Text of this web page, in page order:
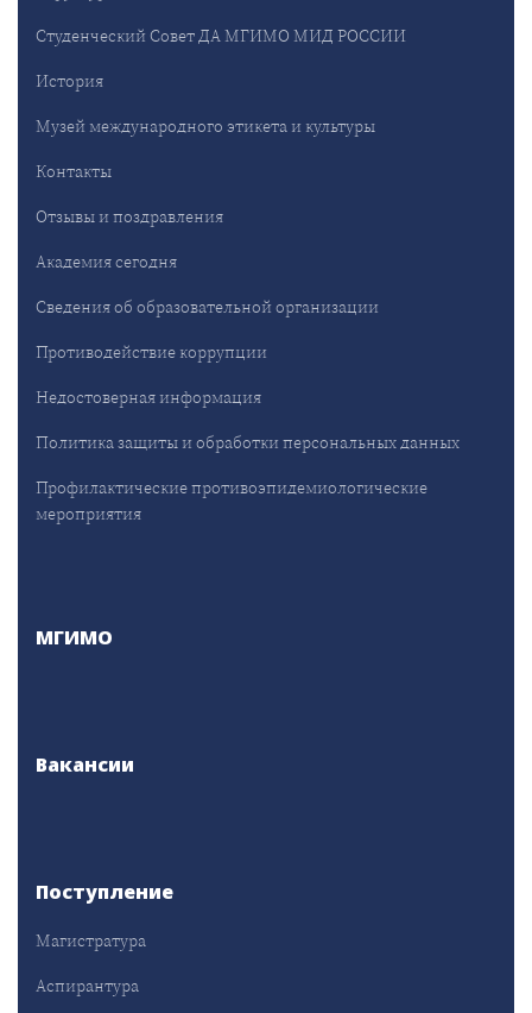
Студенческий Совет ДА МГИМО МИД РОССИИ
История
Музей международного этикета и культуры
Контакты
Отзывы и поздравления
Академия сегодня
Сведения об образовательной организации
Противодействие коррупции
Недостоверная информация
Политика защиты и обработки персональных данных
Профилактические противоэпидемиологические
мероприятия
МГИМО
Вакансии
Поступление
Магистратура
Аспирантура